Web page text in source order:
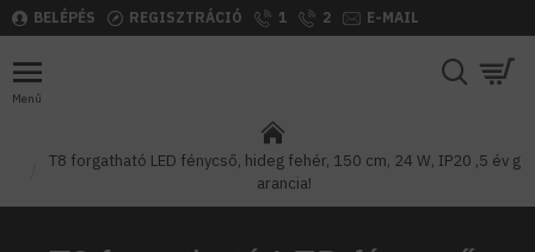
BELÉPÉS REGISZTRÁCIÓ 1 2 E-MAIL
T8 forgatható LED fénycső, hideg fehér, 150 cm, 24 W, IP20 ,5 év g
arancia!